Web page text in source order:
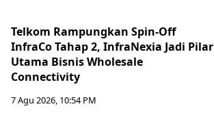
Telkom Rampungkan Spin-Off
InfraCo Tahap 2, InfraNexia Jadi Pilar
Utama Bisnis Wholesale
Connectivity
7 Agu 2026, 10:54 PM